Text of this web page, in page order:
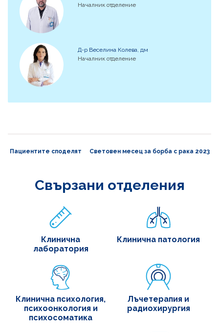
Началник отделение
Д-р Веселина Колева, дм
Началник отделение
Пациентите споделят Световен месец за борба с рака 2023
Свързани отделения
Клинична
лаборатория
Клинична патология
Клинична психология,
психоонкология и
психосоматика
Лъчетерапия и
радиохирургия